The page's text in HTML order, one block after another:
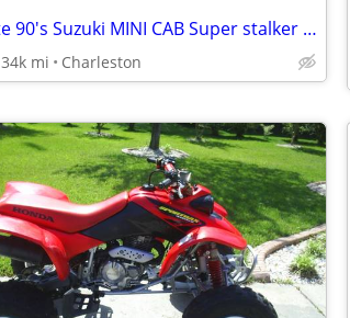
#159 late 90's Suzuki MINI CAB Super stalker dump bed #159
34k mi Charleston